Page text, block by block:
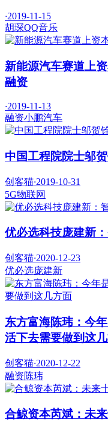
·2019-11-15
胡琛QQ音乐
新能源汽车赛道上
融资
·2019-11-13
融资小鹏汽车
中国工程院院士邬
创客猫·2019-10-31
5G物联网
优必选科技庞建新
创客猫·2020-12-23
优必选庞建新
东方富海陈玮：今
活下去需要做到这
创客猫·2020-12-22
融资陈玮
合鲸资本芮斌：未